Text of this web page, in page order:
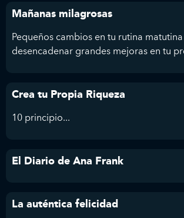
Mañanas milagrosas
Pequeños cambios en tu rutina
desencadenar grandes mejoras en tu
Crea tu Propia Riqueza
10 principio...
El Diario de Ana Frank
La auténtica felicidad